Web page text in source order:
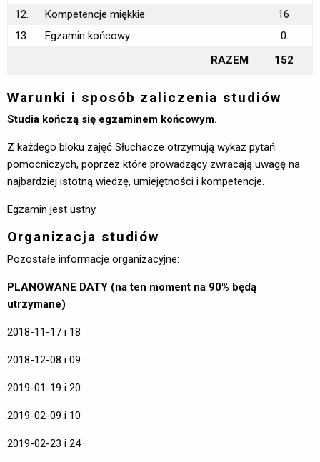
12. Kompetencje miękkie
16
13.
Egzamin końcowy
0
RAZEM
152
Warunki i sposób zaliczenia studiów
Studia kończą się egzaminem końcowym.
Z każdego bloku zajęć Słuchacze otrzymują wykaz pytań
pomocniczych, poprzez które prowadzący zwracają uwagę na
najbardziej istotną wiedzę, umiejętności i kompetencje.
Egzamin jest ustny.
Organizacja studiów
Pozostałe informacje organizacyjne:
PLANOWANE DATY (na ten moment na 90% będą
utrzymane)
2018-11-17 i 18
2018-12-08 i 09
2019-01-19 i 20
2019-02-09 i 10
2019-02-23 i 24